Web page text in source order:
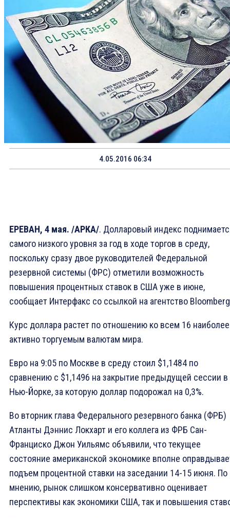
4.05.2016 06:34
ЕРЕВАН, 4 мая. /АРКА/. Долларовый индекс
самого низкого уровня за год в ходе торгов в среду,
поскольку сразу двое руководителей Федеральной
резервной системы (ФРС) отметили возможность
повышения процентных ставок в США уже в июне,
сообщает Интерфакс со ссылкой на агентство
Курс доллара растет по отношению ко всем 16 наиболее
активно торгуемым валютам мира.
Евро на 9:05 по Москве в среду стоил $1,1484 по
сравнению с $1,1496 на закрытие предыдущей сессии в
Нью-Йорке, за которую доллар подорожал на 0,3%.
Во вторник глава Федерального резервного банка (ФРБ)
Атланты Дэннис Локхарт и его коллега из ФРБ Сан-
Франциско Джон Уильямс объявили, что текущее
состояние американской экономике вполне
подъем процентной ставки на заседании 14-15 июня. По
мнению, рынок слишком консервативно оценивает
перспективы как экономики США, так и повышения